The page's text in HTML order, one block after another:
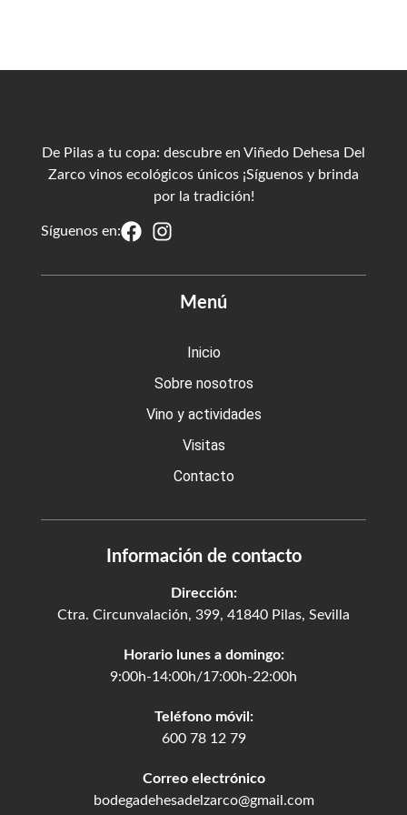
De Pilas a tu copa: descubre en Viñedo Dehesa Del
Zarco vinos ecológicos únicos ¡Síguenos y brinda
por la tradición!
Síguenos en:
Menú
Inicio
Sobre nosotros
Vino y actividades
Visitas
Contacto
Información de contacto
Dirección:
Ctra. Circunvalación, 399, 41840 Pilas, Sevilla
Horario lunes a domingo:
9:00h-14:00h/17:00h-22:00h
Teléfono móvil:
600 78 12 79
Correo electrónico
bodegadehesadelzarco@gmail.com